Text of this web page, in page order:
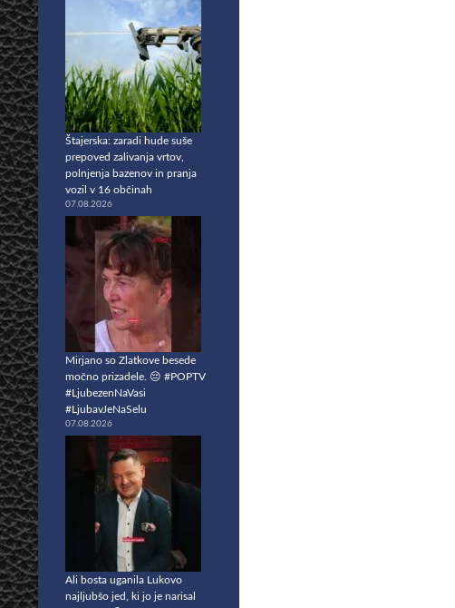
Štajerska: zaradi hude suše
prepoved zalivanja vrtov,
polnjenja bazenov in pranja
vozil v 16 občinah
07.08.2026
Mirjano so Zlatkove besede
močno prizadele. 😔 #POPTV
#LjubezenNaVasi
#LjubavJeNaSelu
07.08.2026
Ali bosta uganila Lukovo
najljubšo jed, ki jo je narisal